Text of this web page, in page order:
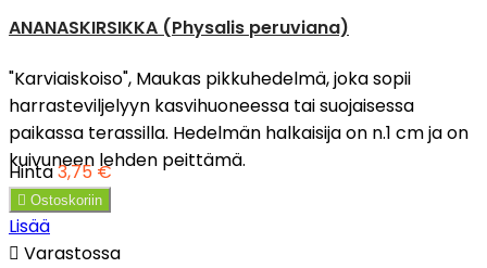
ANANASKIRSIKKA (Physalis peruviana)
"Karviaiskoiso", Maukas pikkuhedelmä, joka sopii
harrasteviljelyyn kasvihuoneessa tai suojaisessa
paikassa terassilla. Hedelmän halkaisija on n.1 cm ja on
kuivuneen lehden peittämä.
Hinta3,75 €
 Ostoskoriin
Lisää
 Varastossa